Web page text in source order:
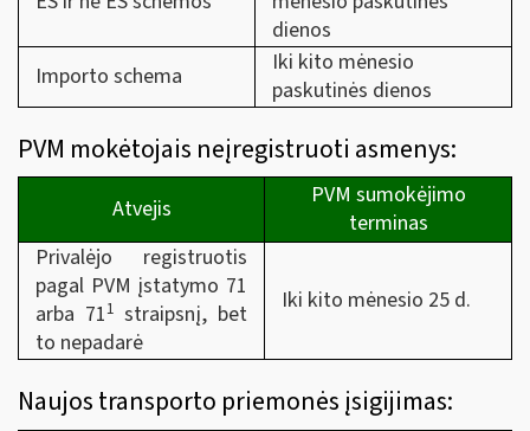
dienos
Importo schema
Iki kito mėnesio
paskutinės dienos
PVM mokėtojais neįregistruoti asmenys:
Atvejis
PVM sumokėjimo
terminas
Privalėjo registruotis
pagal PVM įstatymo 71
arba 711 straipsnį, bet
to nepadarė
Iki kito mėnesio 25 d.
Naujos transporto priemonės įsigijimas: